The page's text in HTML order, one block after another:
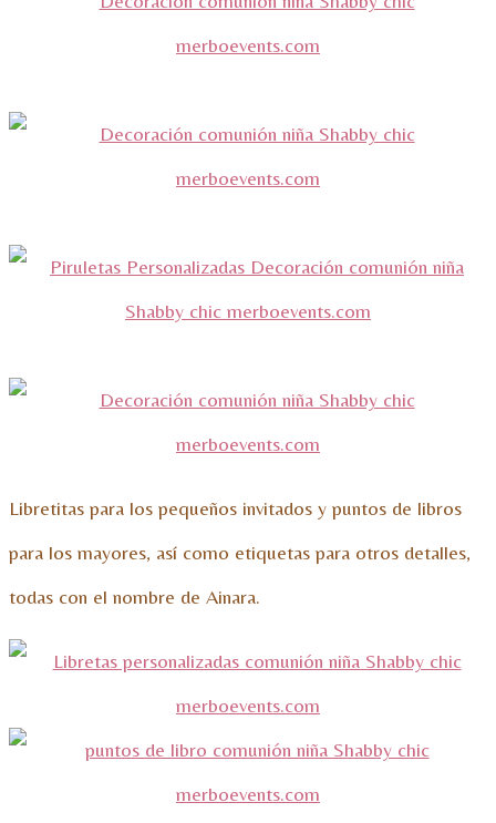
Libretitas para los pequeños invitados y puntos de libros
para los mayores, así como etiquetas para otros detalles,
todas con el nombre de Ainara.